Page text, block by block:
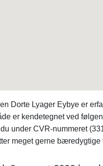
Dorte Lyager Eybye er
er kendetegnet ved
under CVR-nummeret
meget gerne bæredygtige